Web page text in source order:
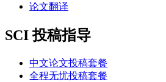
论文翻译
SCI 投稿指导
中文论文投稿套餐
全程无忧投稿套餐